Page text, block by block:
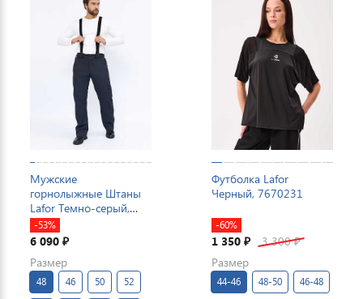
Мужские
горнолыжные Штаны
Lafor Темно-серый,
767014
-53%
6 090 ₽
Размер
48 46 50 52
Футболка Lafor
Черный, 7670231
-60%
1 350 ₽ 3 300₽
Размер
44-46 48-50 46-48